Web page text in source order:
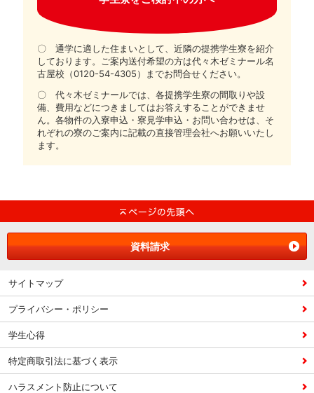
〇 通学に適した住まいとして、近隣の提携学生寮を紹介
しております。ご案内送付希望の方は代々木ゼミナール名
古屋校（0120-54-4305）までお問合せください。
〇 代々木ゼミナールでは、各提携学生寮の間取りや設
備、費用などにつきましてはお答えすることができませ
ん。各物件の入寮申込・寮見学申込・お問い合わせは、そ
れぞれの寮のご案内に記載の直接管理会社へお願いいたし
ます。
資料請求
サイトマップ
プライバシー・ポリシー
学生心得
特定商取引法に基づく表示
ハラスメント防止について